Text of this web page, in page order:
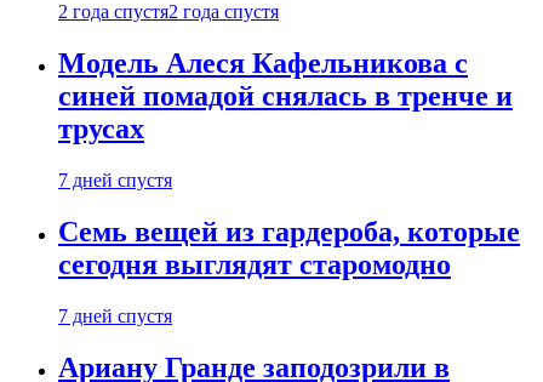
2 года спустя2 года спустя
Модель Алеся Кафельникова с
синей помадой снялась в тренче и
трусах
7 дней спустя
Семь вещей из гардероба, которые
сегодня выглядят старомодно
7 дней спустя
Ариану Гранде заподозрили в